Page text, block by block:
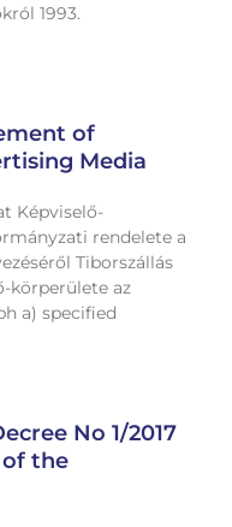
1993.
of
Media
Képviselő-
rendelete a
Tiborszállás
körperülete az
a) specified
No 1/2017
of the